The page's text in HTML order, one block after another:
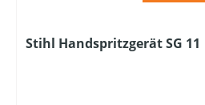
Stihl Handspritzgerät SG 11